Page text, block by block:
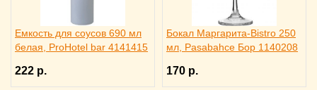
Емкость для соусов 690 мл
белая, ProHotel bar 4141415
222 р.
Бокал Маргарита-Bistro 250
мл, Pasabahce Бор 1140208
170 р.